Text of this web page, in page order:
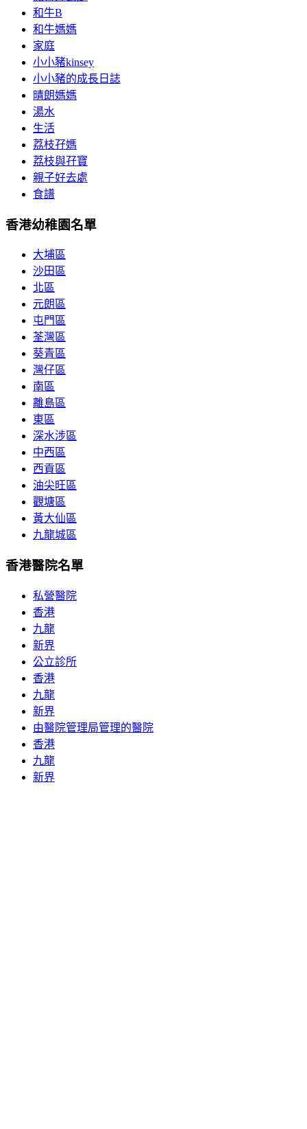
和牛B
和牛媽媽
家庭
小小豬kinsey
小小豬的成長日誌
晴朗媽媽
湯水
生活
荔枝孖媽
荔枝與孖寶
親子好去處
食譜
香港幼稚園名單
大埔區
沙田區
北區
元朗區
屯門區
荃灣區
葵青區
灣仔區
南區
離島區
東區
深水涉區
中西區
西貢區
油尖旺區
觀塘區
黃大仙區
九龍城區
香港醫院名單
私營醫院
香港
九龍
新界
公立診所
香港
九龍
新界
由醫院管理局管理的醫院
香港
九龍
新界